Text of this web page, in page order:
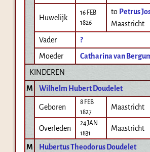
Huwelijk
16 FEB
1826
to Petrus
Maastricht
Vader
?
Moeder
Catharina van
KINDEREN
M
Wilhelm Hubert Doudelet
Geboren
8 FEB
1827
Maastricht
Overleden
24 JAN
1831
Maastricht
M Hubertus Theodorus Doudelet